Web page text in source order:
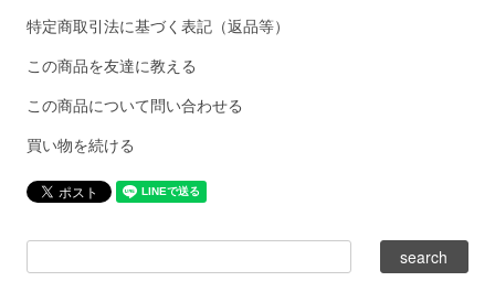
特定商取引法に基づく表記（返品等）
この商品を友達に教える
この商品について問い合わせる
買い物を続ける